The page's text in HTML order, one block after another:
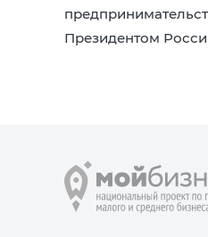
Президентом